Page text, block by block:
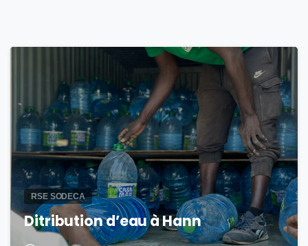
RSE SODECA
Ditribution d’eau à Hann